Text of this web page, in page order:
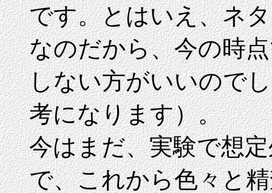
です。とはいえ、ネ
なのだから、今の時
しない方がいいので
考になります）。
今はまだ、実験で想
で、これから色々と